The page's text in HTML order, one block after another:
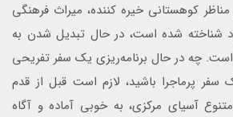
کوهستانی خیره کننده، میراث فرهنگی
شناخته شده است، در حال تبدیل شدن به
چه در حال برنامه‌ریزی یک سفر تفریحی
پرماجرا باشید، لازم است قبل از قدم
آسیای مرکزی، به خوبی آماده و آگاه